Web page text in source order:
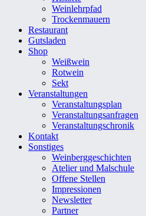
Weinlehrpfad
Trockenmauern
Restaurant
Gutsladen
Shop
Weißwein
Rotwein
Sekt
Veranstaltungen
Veranstaltungsplan
Veranstaltungsanfragen
Veranstaltungschronik
Kontakt
Sonstiges
Weinberggeschichten
Atelier und Malschule
Offene Stellen
Impressionen
Newsletter
Partner